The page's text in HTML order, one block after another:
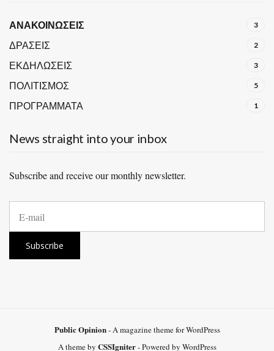
ΑΝΑΚΟΙΝΩΣΕΙΣ 3
ΔΡΑΣΕΙΣ 2
ΕΚΔΗΛΩΣΕΙΣ 3
ΠΟΛΙΤΙΣΜΟΣ 5
ΠΡΟΓΡΑΜΜΑΤΑ 1
News straight into your inbox
Subscribe and receive our monthly newsletter.
a
Subscribe
Public Opinion- A magazine theme for WordPress
A theme by CSSIgniter- Powered by WordPress